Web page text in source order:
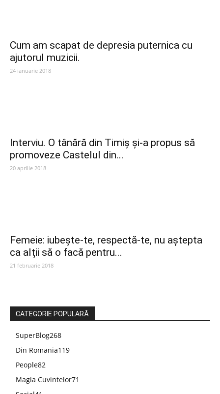
Cum am scapat de depresia puternica cu
ajutorul muzicii.
24 ianuarie 2018
Interviu. O tânără din Timiș și-a propus să
promoveze Castelul din...
20 aprilie 2018
Femeie: iubește-te, respectă-te, nu aștepta
ca alții să o facă pentru...
21 februarie 2018
CATEGORIE POPULARĂ
SuperBlog268
Din Romania119
People82
Magia Cuvintelor71